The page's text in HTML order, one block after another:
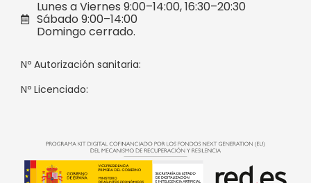
Lunes a Viernes 9:00–14:00, 16:30–20:30
Sábado 9:00–14:00
Domingo cerrado.
Nº Autorización sanitaria:
Nº Licenciado: